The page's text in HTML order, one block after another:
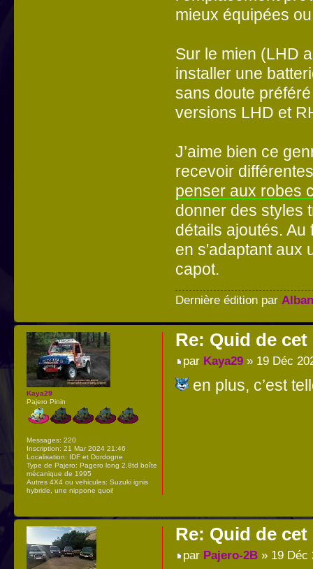
mieux équipées
Sur le mien (LHD
installer une
sans doute
versions LHD et
J’aime bien ce
recevoir
penser aux robes
donner des styles
détails ajoutés.
en s'adaptant aux
capot.
Dernière édition par
Re: Quid de
par Kaya29» 19 Déc
en plus, c’est
Kaya29
Pajero Pinin
Messages: 220
Inscription: 21 Mar 2024 21:46
Localisation: IDF et Dordogne
Type de Pajero: Pagero long 2.8td boîte
mécanique de 1995
Autres 4X4 ou vehicules: Suzuki ignis
hybride, une nippone quoi!
Re: Quid de
par Pajero-2B» 19 Déc